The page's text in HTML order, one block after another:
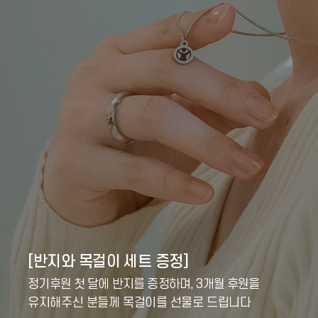
[반지와 목걸이 세트 증정]
정기후원 첫 달에 반지를 증정하며, 3개월 후원을
유지해주신 분들께 목걸이를 선물로 드립니다